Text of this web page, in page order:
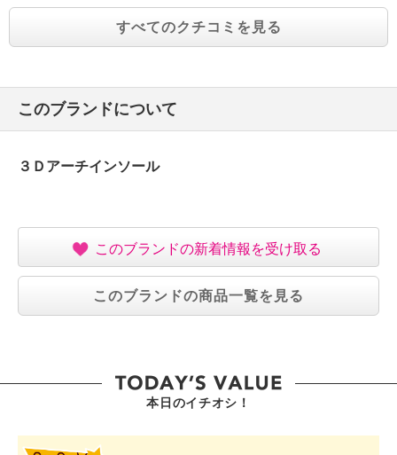
すべてのクチコミを見る
このブランドについて
３Ｄアーチインソール
このブランドの新着情報を受け取る
このブランドの商品一覧を見る
本日のイチオシ！